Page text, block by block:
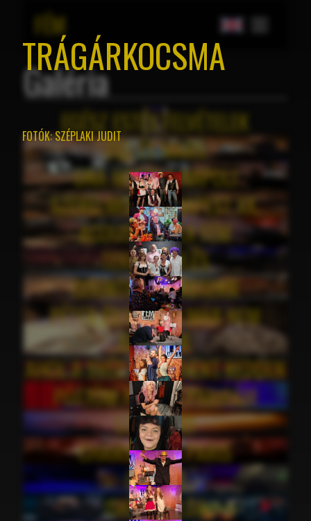
TRÁGÁRKOCSMA
FOTÓK:SZÉPLAKI JUDIT
FÉM
Galéria
EGÉSZ ESTÉS FELVÉTELEK
ZIZI ÉS MARS
UNA NOTTE A NAPOLI
SZERELMEM, BUDAPEST XX.
ACOUSTIC À LA FÉM
TEREMBÉRLÉS
COUNTRY & EASTERN
PÉTER ÉS VIKTOR MÁR NEM
BARÁTOK
AHOL A SVÉD MEGPIHENT KEDDEN
PÖTTÖM PATKÓS PARIPÁM
LÖLÖLAND
CHANSONS & PARIS
CSKP21
ISKOLAPÉLDA